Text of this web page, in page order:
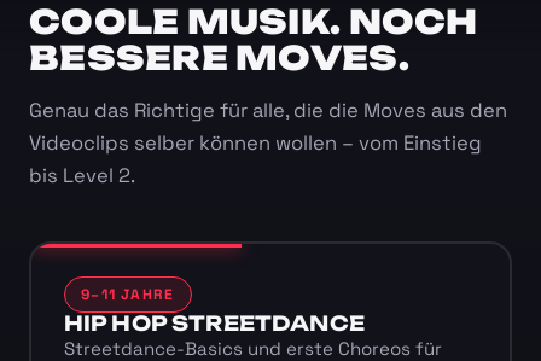
COOLE MUSIK. NOCH
BESSERE MOVES.
Genau das Richtige für alle, die die Moves aus den
Videoclips selber können wollen – vom Einstieg
bis Level 2.
9–11 JAHRE
HIP HOP STREETDANCE
Streetdance-Basics und erste Choreos für